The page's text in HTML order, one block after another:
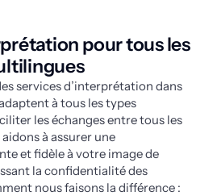
pour tous les
services d’interprétation dans
à tous les types
les échanges entre tous les
à assurer une
et fidèle à votre image de
la confidentialité des
nous faisons la différence :